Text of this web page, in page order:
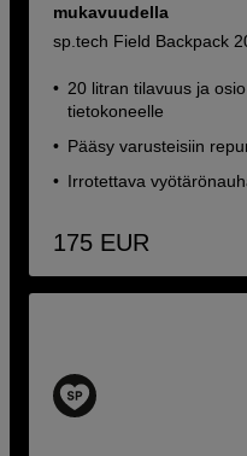
mukavuudella
sp.tech Field Backpack
20 litran tilavuus ja
tietokoneelle
Pääsy varusteisiin
Irrotettava
175 EUR